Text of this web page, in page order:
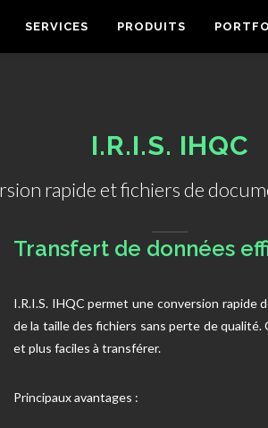
SERVICES PRODUITS
I.R.I.S. IHQC
rapide et fichiers de
Transfert de données
I.R.I.S. IHQC permet une conversion rapide
de la taille des fichiers sans perte de qualité.
et plus faciles à transférer.
Principaux avantages :